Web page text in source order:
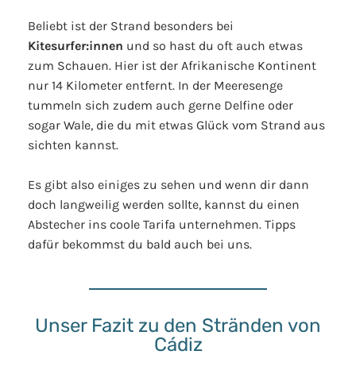
Beliebt ist der Strand besonders bei
Kitesurfer:innen und so hast du oft auch etwas
zum Schauen. Hier ist der Afrikanische Kontinent
nur 14 Kilometer entfernt. In der Meeresenge
tummeln sich zudem auch gerne Delfine oder
sogar Wale, die du mit etwas Glück vom Strand aus
sichten kannst.
Es gibt also einiges zu sehen und wenn dir dann
doch langweilig werden sollte, kannst du einen
Abstecher ins coole Tarifa unternehmen. Tipps
dafür bekommst du bald auch bei uns.
Unser Fazit zu den Stränden von
Cádiz